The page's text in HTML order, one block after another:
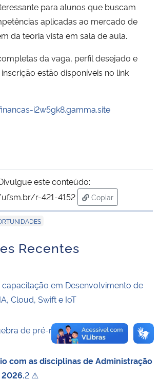
Família e dos Direitos Humanos
para alunos que buscam
aplicadas ao mercado de
da teoria vista em sala de aula.
da vaga, perfil desejado e
estão disponíveis no link
i2w5gk8.gamma.site
este conteúdo:
r-421-4152
Copiar
para área de
Recentes
em Desenvolvimento de
Cloud, Swift e IoT
de pré-requisitos 2026/2
com as disciplinas de Administração
2 ⚠